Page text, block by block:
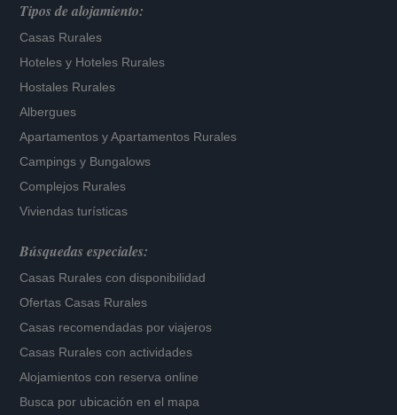
Tipos de alojamiento:
Casas Rurales
Hoteles y Hoteles Rurales
Hostales Rurales
Albergues
Apartamentos yApartamentos Rurales
Campings y Bungalows
Complejos Rurales
Viviendas turísticas
Búsquedas especiales:
Casas Rurales con disponibilidad
Ofertas Casas Rurales
Casas recomendadas por viajeros
Casas Rurales con actividades
Alojamientos con reserva online
Busca por ubicación en el mapa